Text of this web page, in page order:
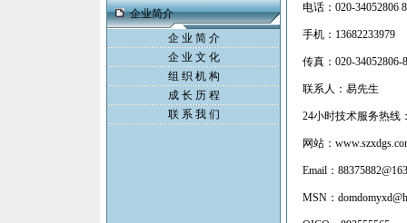
企业简介
企 业 简 介
企 业 文 化
组 织 机 构
成 长 历 程
联 系 我 们
电话：020-34052806
手机：13682233979
传真：020-34052806-
联系人：易先生
24小时技术服务热线
网站：
Email：
MSN：